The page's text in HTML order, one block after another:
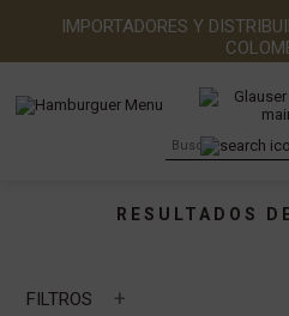
IMPORTADORES Y
RESULTADOS
FILTROS +